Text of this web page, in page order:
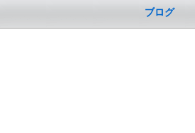
ブログ